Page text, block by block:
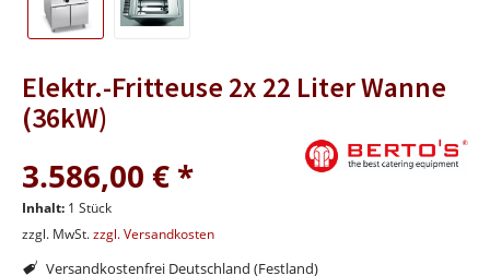
Elektr.-Fritteuse 2x 22 Liter Wanne
(36kW)
3.586,00 € *
Inhalt: 1 Stück
zzgl. MwSt.zzgl. Versandkosten
Versandkostenfrei Deutschland (Festland)